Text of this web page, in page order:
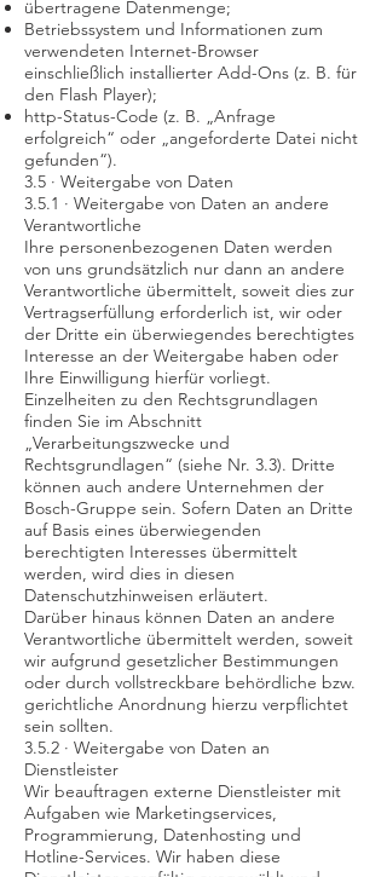
übertragene Datenmenge;
Betriebssystem und Informationen zum
verwendeten Internet-Browser
einschließlich installierter Add-Ons (z. B. für
den Flash Player);
http-Status-Code (z. B. „Anfrage
erfolgreich“ oder „angeforderte Datei nicht
gefunden“).
3.5 · Weitergabe von Daten
3.5.1 · Weitergabe von Daten an andere
Verantwortliche
Ihre personenbezogenen Daten werden
von uns grundsätzlich nur dann an andere
Verantwortliche übermittelt, soweit dies zur
Vertragserfüllung erforderlich ist, wir oder
der Dritte ein überwiegendes berechtigtes
Interesse an der Weitergabe haben oder
Ihre Einwilligung hierfür vorliegt.
Einzelheiten zu den Rechtsgrundlagen
finden Sie im Abschnitt
„Verarbeitungszwecke und
Rechtsgrundlagen“ (siehe Nr. 3.3). Dritte
können auch andere Unternehmen der
Bosch-Gruppe sein. Sofern Daten an Dritte
auf Basis eines überwiegenden
berechtigten Interesses übermittelt
werden, wird dies in diesen
Datenschutzhinweisen erläutert.
Darüber hinaus können Daten an andere
Verantwortliche übermittelt werden, soweit
wir aufgrund gesetzlicher Bestimmungen
oder durch vollstreckbare behördliche bzw.
gerichtliche Anordnung hierzu verpflichtet
sein sollten.
3.5.2 · Weitergabe von Daten an
Dienstleister
Wir beauftragen externe Dienstleister mit
Aufgaben wie Marketingservices,
Programmierung, Datenhosting und
Hotline-Services. Wir haben diese